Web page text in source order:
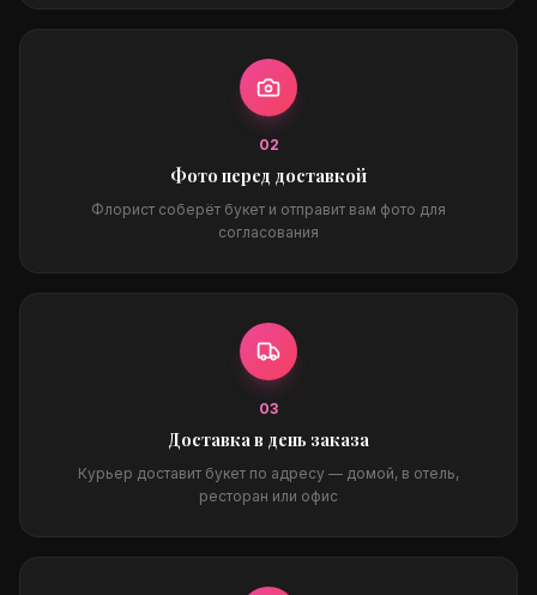
02
Фото перед доставкой
Флорист соберёт букет и отправит вам фото для
согласования
03
Доставка в день заказа
Курьер доставит букет по адресу — домой, в отель,
ресторан или офис